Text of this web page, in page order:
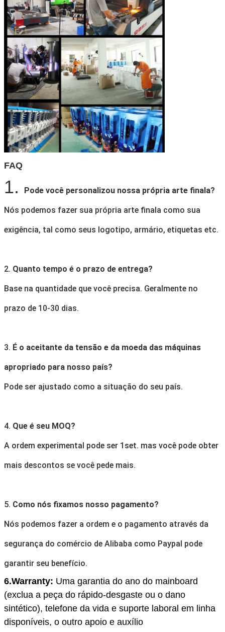
FAQ
1. Pode você personalizou nossa própria arte finala?
Nós podemos fazer sua própria arte finala como sua
exigência, tal como seus logotipo, armário, etiquetas etc.
2. Quanto tempo é o prazo de entrega?
Base na quantidade que você precisa. Geralmente no
prazo de 10-30 dias.
3. É o aceitante da tensão e da moeda das máquinas
apropriado para nosso país?
Pode ser ajustado como a situação do seu país.
4. Que é seu MOQ?
A ordem experimental pode ser 1set. mas você pode obter
mais descontos se você pede mais.
5. Como nós fixamos nosso pagamento?
Nós podemos fazer a ordem e o pagamento através da
segurança do comércio de Alibaba como Paypal pode
garantir seu benefício.
6.Warranty: Uma garantia do ano do mainboard
(exclua a peça do rápido-desgaste ou o dano
sintético), telefone da vida e suporte laboral em linha
disponíveis, o outro apoio e auxílio